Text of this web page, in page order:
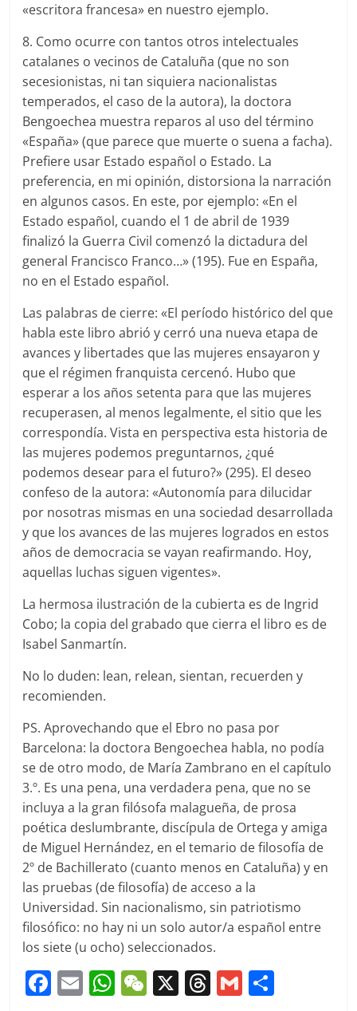
«escritora francesa» en nuestro ejemplo.
8. Como ocurre con tantos otros intelectuales
catalanes o vecinos de Cataluña (que no son
secesionistas, ni tan siquiera nacionalistas
temperados, el caso de la autora), la doctora
Bengoechea muestra reparos al uso del término
«España» (que parece que muerte o suena a facha).
Prefiere usar Estado español o Estado. La
preferencia, en mi opinión, distorsiona la narración
en algunos casos. En este, por ejemplo: «En el
Estado español, cuando el 1 de abril de 1939
finalizó la Guerra Civil comenzó la dictadura del
general Francisco Franco…» (195). Fue en España,
no en el Estado español.
Las palabras de cierre: «El período histórico del que
habla este libro abrió y cerró una nueva etapa de
avances y libertades que las mujeres ensayaron y
que el régimen franquista cercenó. Hubo que
esperar a los años setenta para que las mujeres
recuperasen, al menos legalmente, el sitio que les
correspondía. Vista en perspectiva esta historia de
las mujeres podemos preguntarnos, ¿qué
podemos desear para el futuro?» (295). El deseo
confeso de la autora: «Autonomía para dilucidar
por nosotras mismas en una sociedad desarrollada
y que los avances de las mujeres logrados en estos
años de democracia se vayan reafirmando. Hoy,
aquellas luchas siguen vigentes».
La hermosa ilustración de la cubierta es de Ingrid
Cobo; la copia del grabado que cierra el libro es de
Isabel Sanmartín.
No lo duden: lean, relean, sientan, recuerden y
recomienden.
PS. Aprovechando que el Ebro no pasa por
Barcelona: la doctora Bengoechea habla, no podía
se de otro modo, de María Zambrano en el capítulo
3.º. Es una pena, una verdadera pena, que no se
incluya a la gran filósofa malagueña, de prosa
poética deslumbrante, discípula de Ortega y amiga
de Miguel Hernández, en el temario de filosofía de
2º de Bachillerato (cuanto menos en Cataluña) y en
las pruebas (de filosofía) de acceso a la
Universidad. Sin nacionalismo, sin patriotismo
filosófico: no hay ni un solo autor/a español entre
los siete (u ocho) seleccionados.
F E W W X T G